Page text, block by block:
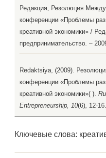
Редакция, Резолюция
конференции «Проблемы
креативной экономики» /
предпринимательство. –
Redaktsiya, (2009).
конференции «Проблемы
креативной экономики»( ).
Entrepreneurship, 10(6), 12-16.
Ключевые слова: